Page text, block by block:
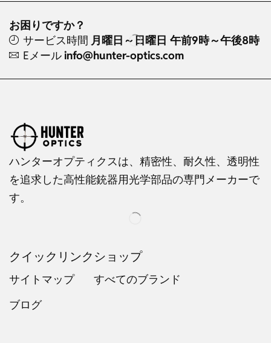
お困りですか？
サービス時間 月曜日～日曜日 午前9時～午後8時
Eメールinfo@hunter-optics.com
ハンターオプティクスは、精密性、耐久性、透明性
を追求した高性能銃器用光学部品の専門メーカーで
す。
クイックリンク
サイトマップ
ブログ
ショップ
すべてのブランド